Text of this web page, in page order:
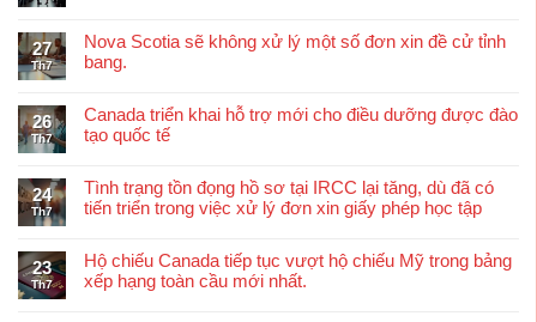
27
Th7
Nova Scotia sẽ không xử lý một số đơn xin đề cử tỉnh
bang.
26
Th7
Canada triển khai hỗ trợ mới cho điều dưỡng được đào
tạo quốc tế
24
Th7
Tình trạng tồn đọng hồ sơ tại IRCC lại tăng, dù đã có
tiến triển trong việc xử lý đơn xin giấy phép học tập
23
Th7
Hộ chiếu Canada tiếp tục vượt hộ chiếu Mỹ trong bảng
xếp hạng toàn cầu mới nhất.